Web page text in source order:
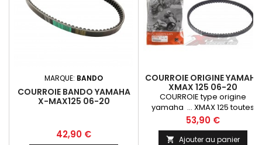
MARQUE: BANDO
COURROIE BANDO YAMAHA
X-MAX125 06-20
Prix
42,90 €
COURROIE ORIGINE YAMAHA
XMAX 125 06-20
COURROIE type origine
yamaha ... XMAX 125 toutes
générations - En
remplacement de la courroie
d'origine
Prix
53,90 €
 Ajouter au panier